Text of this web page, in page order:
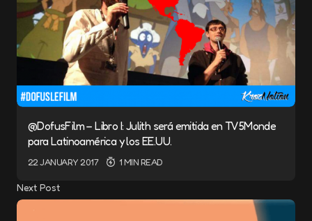
@DofusFilm – Libro I: Julith será emitida en TV5Monde
para Latinoamérica y los EE.UU.
22 JANUARY 2017 1 MIN READ
Next Post